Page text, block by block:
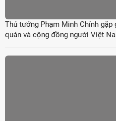
Thủ tướng Phạm Minh Chính
quán và cộng đồng người Việt